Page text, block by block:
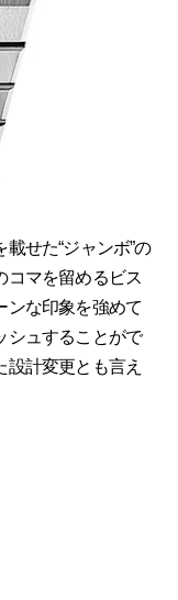
せた“ジャンボ”の
コマを留めるビス
ンな印象を強めて
シュすることがで
計変更とも言え